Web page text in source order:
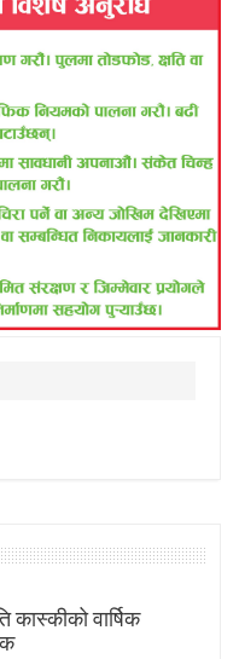
कास्कीको वार्षिक